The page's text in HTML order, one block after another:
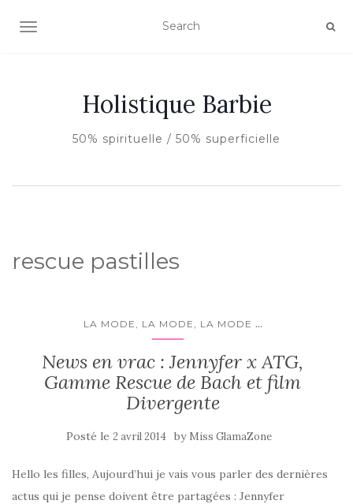
AFFICHER/MASQUER LA NAVIGATION
Holistique Barbie
50% spirituelle / 50% superficielle
rescue pastilles
LA MODE, LA MODE, LA MODE ...
News en vrac : Jennyfer x ATG,
Gamme Rescue de Bach et film
Divergente
Posté le 2 avril 2014 by Miss GlamaZone
Hello les filles, Aujourd’hui je vais vous parler des dernières
actus qui je pense doivent être partagées : Jennyfer